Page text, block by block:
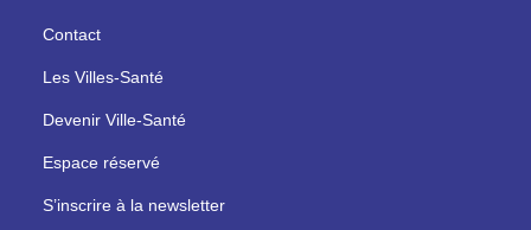
Contact
Les Villes-Santé
Devenir Ville-Santé
Espace réservé
S’inscrire à la newsletter